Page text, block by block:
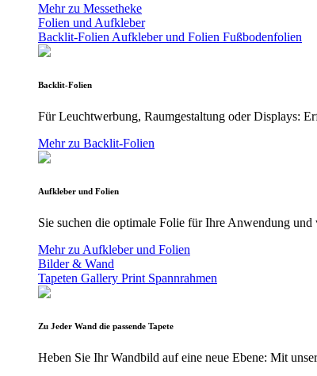
Mehr zu Messetheke
Folien und Aufkleber
Backlit-Folien Aufkleber und Folien Fußbodenfolien
Backlit-Folien
Für Leuchtwerbung, Raumgestaltung oder Displays:
Mehr zu Backlit-Folien
Aufkleber und Folien
Sie suchen die optimale Folie für Ihre Anwendung und
Mehr zu Aufkleber und Folien
Bilder & Wand
Tapeten Gallery Print Spannrahmen
Zu Jeder Wand die passende Tapete
Heben Sie Ihr Wandbild auf eine neue Ebene: Mit